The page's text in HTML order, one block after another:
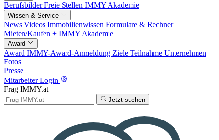
BerufsbilderFreie Stellen IMMY Akademie
Wissen & Service
News Videos Immobilienwissen Formulare & Rechner
Mieten/Kaufen + IMMY Akademie
Award
Award IMMY-Award-Anmeldung Ziele Teilnahme Unternehmen
Fotos
Presse
Mitarbeiter Login
Frag IMMY.at
Jetzt suchen